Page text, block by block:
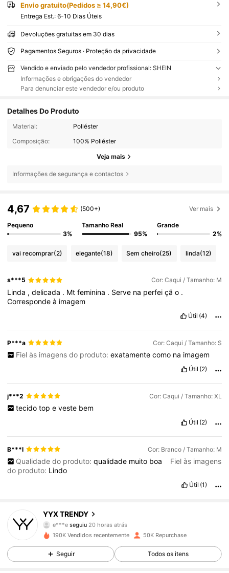
Envio gratuito(Pedidos ≥ 14,90€)
Entrega Est.: 6-10 Dias Úteis
Devoluções gratuitas em 30 dias
Pagamentos Seguros · Proteção da privacidade
Vendido e enviado pelo vendedor profissional: SHEIN
Informações e obrigações do vendedor
Para denunciar este vendedor e/ou produto
Detalhes Do Produto
Material:
Poliéster
Composição:
100% Poliéster
Veja mais
Informações de segurança e contactos
4,67 (500+) Ver mais
Pequeno
3%
Tamanho Real
95%
Grande
2%
vai recomprar(2) elegante(18) Sem cheiro(25) linda(12)
s***5 Cor: Caqui / Tamanho: M
Linda ,delicada . Mtfeminina . Serve na perfeição .
Correspondeà imagem
Útil (4)
P***a Cor: Caqui / Tamanho: S
Fiel às imagens do produto: exatamente como na imagem
Útil (2)
j***2 Cor: Caqui / Tamanho: XL
tecido top e veste bem
Útil (2)
B***l Cor: Branco / Tamanho: M
Qualidade do produto: qualidade muito boa
Fiel às imagens
do produto: Lindo
Útil (1)
YYX TRENDY
e***e seguiu 20 horas atrás
4,77 7.7K Seguidores
190K Vendidos recentemente 50K Repurchase
Seguir Todos os itens